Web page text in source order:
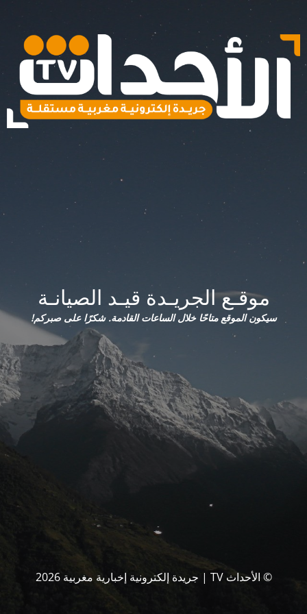
موقـع الجريـدة قيـد الصيانـة
سيكون الموقع متاحًا خلال الساعات القادمة. شكرًا على صبركم!
© الأحداث TV | جريدة إلكترونية إخبارية مغربية 2026